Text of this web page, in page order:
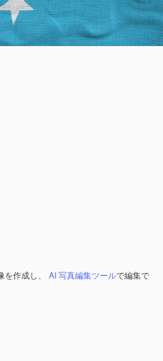
作成し、 AI 写真編集ツールで編集で